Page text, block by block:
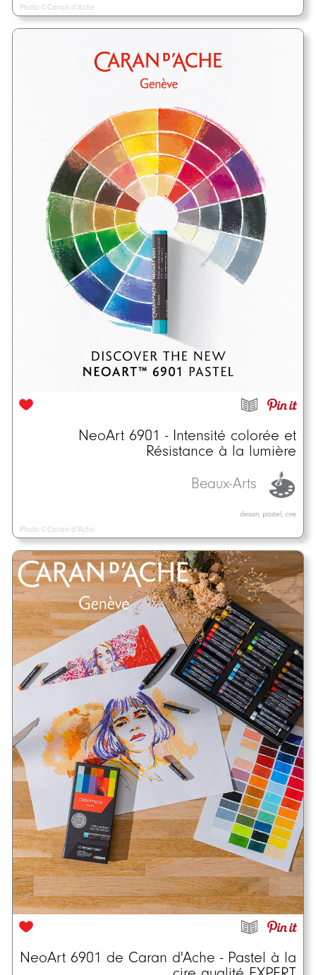
Photo ©Caran d'Ache
NeoArt 6901 - Intensité colorée et
Résistance à la lumière
Beaux-Arts
dessin, pastel, cire
Photo ©Caran d'Ache
NeoArt 6901 de Caran d'Ache - Pastel à la